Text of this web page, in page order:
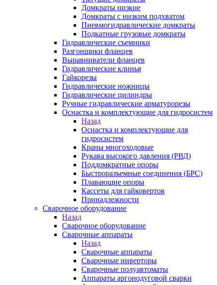
Домкраты низкие
Домкраты с низким подхватом
Пневмогидравлические домкраты
Подкатные грузовые домкраты
Гидравлические съемники
Разгонщики фланцев
Выравниватели фланцев
Гидравлические клинья
Гайкорезы
Гидравлические ножницы
Гидравлические цилиндры
Ручные гидравлические арматурорезы
Оснастка и комплектующие для гидросистем
Назад
Оснастка и комплектующие для
гидросистем
Краны многоходовые
Рукава высокого давления (РВД)
Поддомкратные опоры
Быстроразъемные соединения (БРС)
Плавающие опоры
Кассеты для гайковертов
Принадлежности
Сварочное оборудование
Назад
Сварочное оборудование
Сварочные аппараты
Назад
Сварочные аппараты
Сварочные инверторы
Сварочные полуавтоматы
Аппараты аргонодуговой сварки